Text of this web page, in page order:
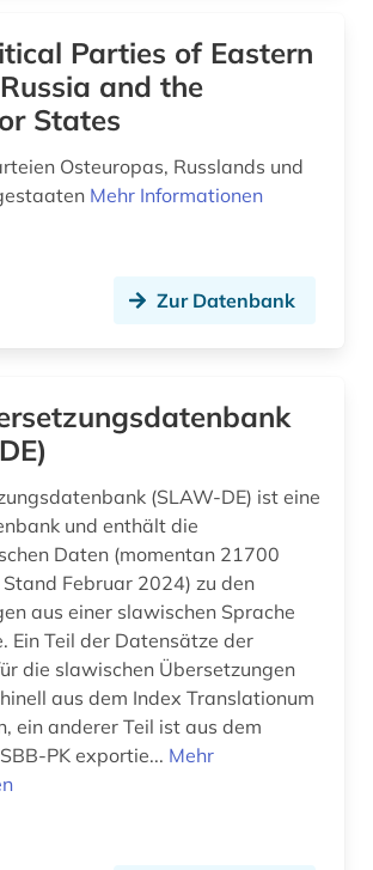
Parties of Eastern
and the
States
Osteuropas, Russlands und
Mehr Informationen
Zur Datenbank
(SLAW-DE) ist eine
und enthält die
Daten (momentan 21700
Februar 2024) zu den
aus einer slawischen Sprache
Ein Teil der Datensätze der
die slawischen Übersetzungen
aus dem Index Translationum
ein anderer Teil ist aus dem
PK exportie... Mehr